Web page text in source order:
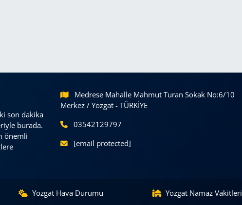
son dakika
burada.
önemli
Medrese Mahalle Mahmut Turan Sokak No:6/10
Merkez / Yozgat - TÜRKİYE
03542129797
[email protected]
Yozgat Hava Durumu Yozgat Namaz Vakitleri